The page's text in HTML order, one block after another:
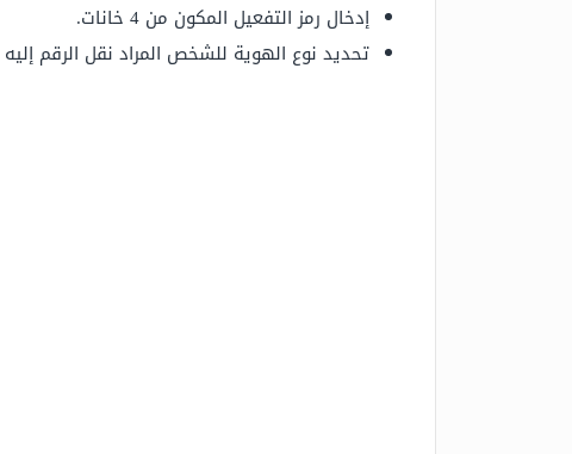
إدخال رمز التفعيل المكون من 4 خانات.
تحديد نوع الهوية للشخص المراد نقل الرقم